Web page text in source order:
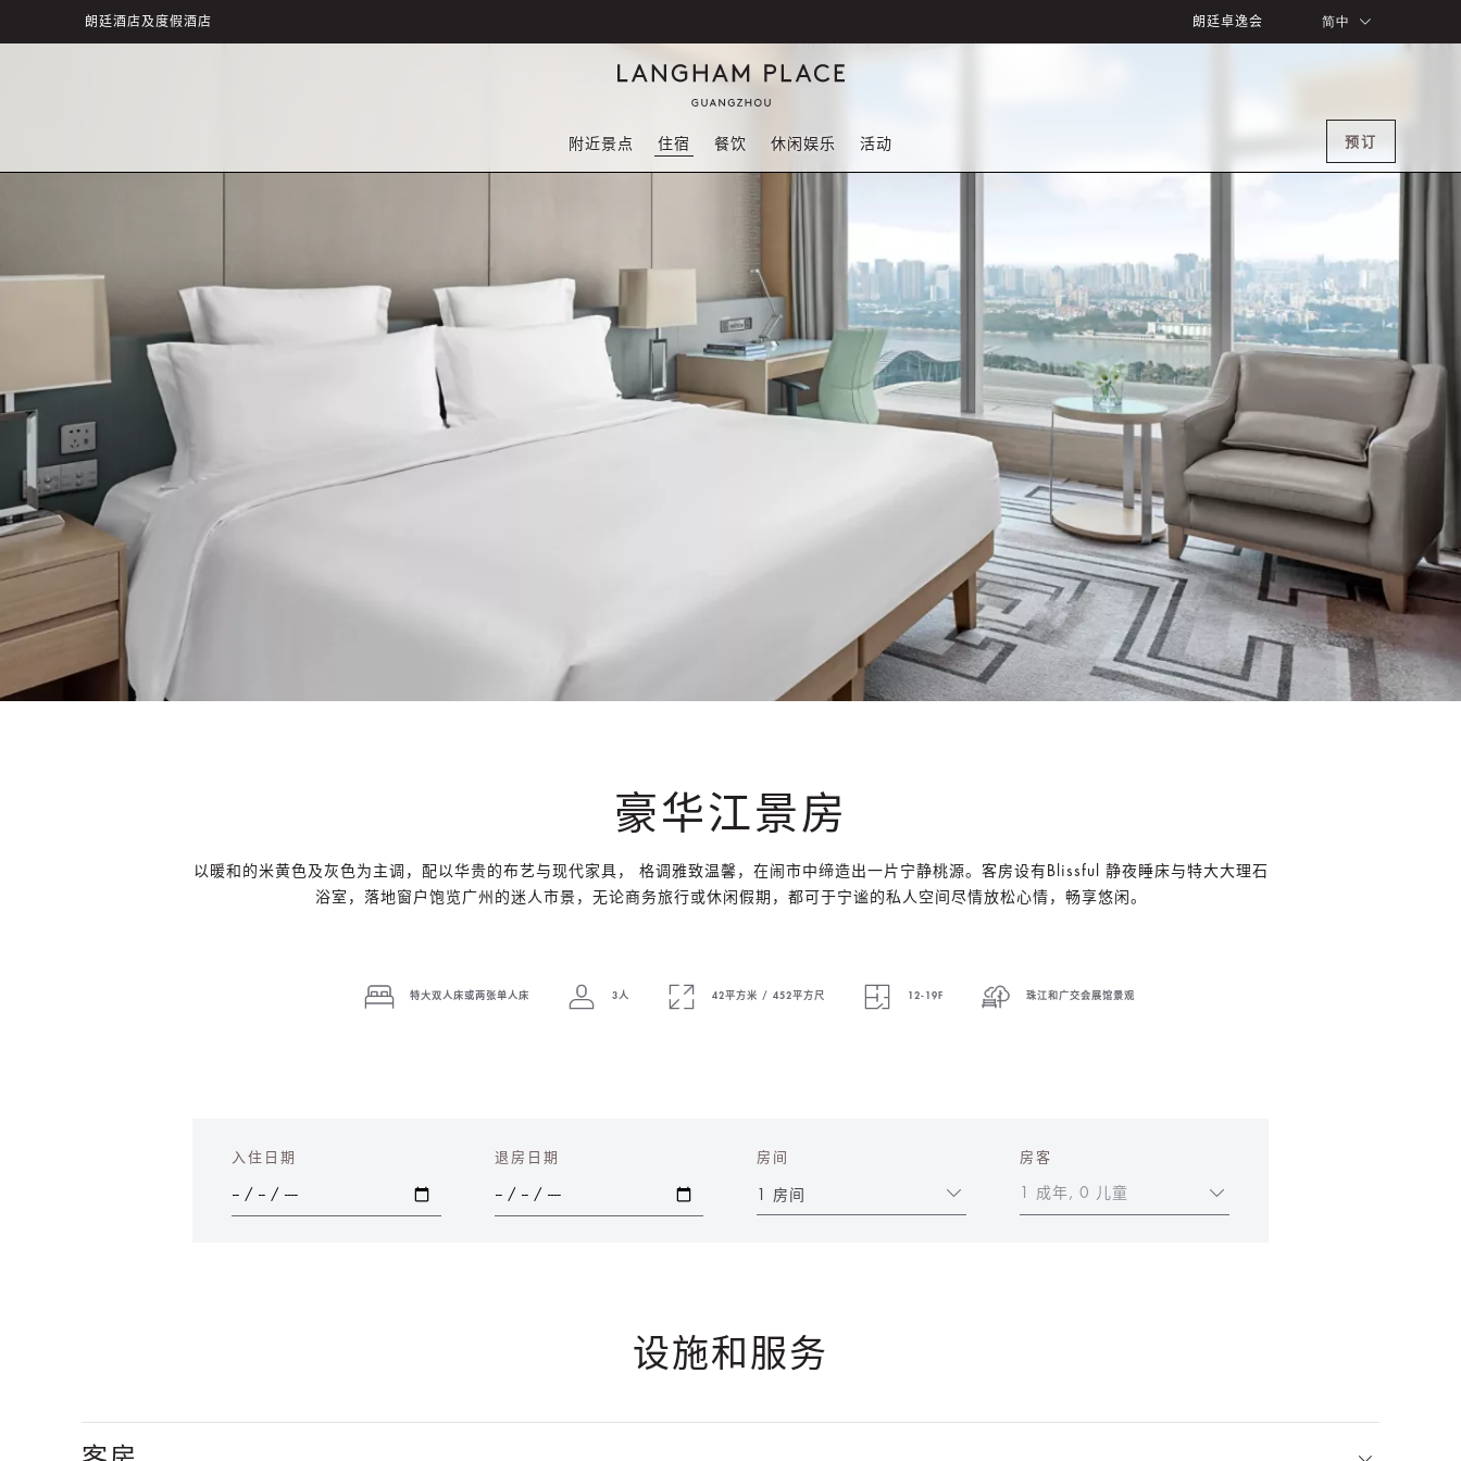
朗廷酒店及度假酒店 朗廷卓逸会 简中
附近景点 住宿 餐饮 休闲娱乐 活动 预订
豪华江景房
以暖和的米黄色及灰色为主调，配以华贵的布艺与现代家具， 格调雅致温馨，在闹市中缔造出一片宁静桃源。客房设有Blissful 静夜睡床与特大大理石
浴室，落地窗户饱览广州的迷人市景，无论商务旅行或休闲假期，都可于宁谧的私人空间尽情放松心情，畅享悠闲。
特大双人床或两张单人床 3人 42平方米 / 452平方尺 12-19F 珠江和广交会展馆景观
入住日期 退房日期 房间
1 房间
房客
1 成年, 0 儿童
设施和服务